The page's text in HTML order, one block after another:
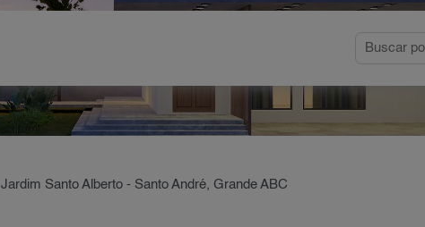
Jardim Santo Alberto - Santo André, Grande ABC